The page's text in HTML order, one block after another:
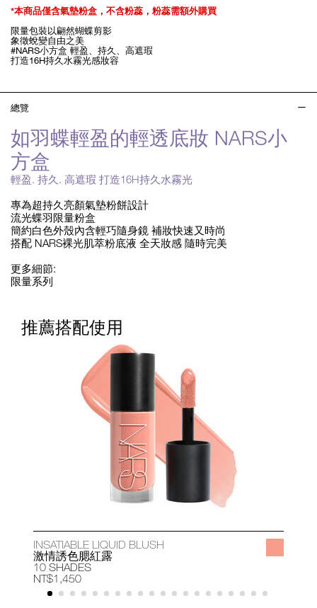
*本商品僅含氣墊粉盒，不含粉蕊，粉蕊需額外購買
限量包裝以翩然蝴蝶剪影
象徵蛻變自由之美
#NARS小方盒 輕盈、持久、高遮瑕
打造16H持久水霧光感妝容
總覽
如羽蝶輕盈的輕透底妝 NARS小
方盒
輕盈. 持久. 高遮瑕 打造16H持久水霧光
專為超持久亮顏氣墊粉餅設計
流光蝶羽限量粉盒
簡約白色外殼內含輕巧隨身鏡 補妝快速又時尚
搭配 NARS裸光肌萃粉底液 全天妝感 隨時完美
更多細節:
限量系列
推薦搭配使用
INSATIABLE LIQUID BLUSH
激情誘色腮紅露
10 SHADES
NT$1,450